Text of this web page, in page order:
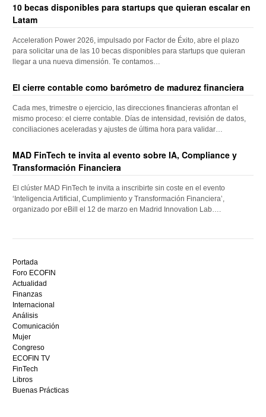
10 becas disponibles para startups que quieran escalar en
Latam
Acceleration Power 2026, impulsado por Factor de Éxito, abre el plazo
para solicitar una de las 10 becas disponibles para startups que quieran
llegar a una nueva dimensión. Te contamos…
El cierre contable como barómetro de madurez financiera
Cada mes, trimestre o ejercicio, las direcciones financieras afrontan el
mismo proceso: el cierre contable. Días de intensidad, revisión de datos,
conciliaciones aceleradas y ajustes de última hora para validar…
MAD FinTech te invita al evento sobre IA, Compliance y
Transformación Financiera
El clúster MAD FinTech te invita a inscribirte sin coste en el evento
‘Inteligencia Artificial, Cumplimiento y Transformación Financiera’,
organizado por eBill el 12 de marzo en Madrid Innovation Lab….
mejor
bono
sin
depósito
casino
en
España,
visita
este
sitio
restaurantedonmauro.es
y
Portada
Foro ECOFIN
Actualidad
Finanzas
Internacional
Análisis
Comunicación
Mujer
Congreso
ECOFIN TV
FinTech
Libros
Buenas Prácticas